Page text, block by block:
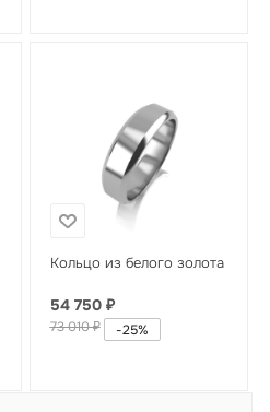
Кольцо из белого золота
54 750₽
73 010₽ -25%